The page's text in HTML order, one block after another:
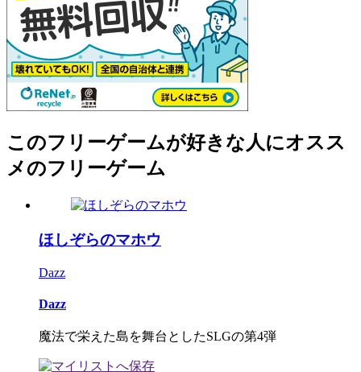
このフリーゲームが好きな人にオスス
メのフリーゲーム
ほしぞらのマホウ
Dazz
Dazz
魔法で栄えた島を舞台としたSLGの第4弾